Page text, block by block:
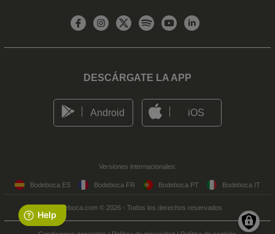
DESCÁRGATE LA APP
Android iOS
Versiones internacionales:
Bodeboca ES Bodeboca FR Bodeboca PT Bodeboca IT
Bodeboca.com © 2026 - Todos los derechos reservados